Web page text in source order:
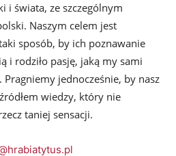
i świata, ze szczególnym
Naszym celem jest
sposób, by ich poznawanie
i rodziło pasję, jaką my sami
jednocześnie, by nasz
wiedzy, który nie
taniej sensacji.